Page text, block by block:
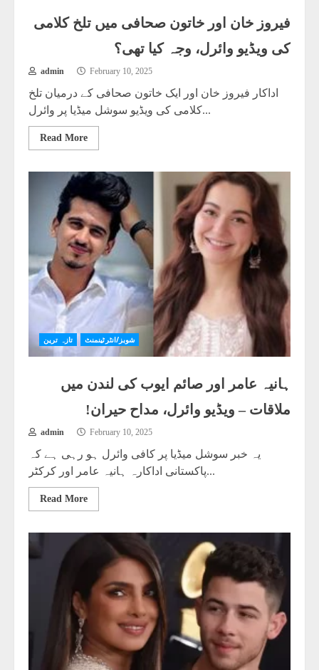
فیروز خان اور خاتون صحافی میں تلخ کلامی
کی ویڈیو وائرل، وجہ کیا تھی؟
admin February 10, 2025
اداکار فیروز خان اور ایک خاتون صحافی کے درمیان تلخ
کلامی کی ویڈیو سوشل میڈیا پر وائرل...
Read More
تازہ ترین شوبز/انٹرٹینمنٹ
ہانیہ عامر اور صائم ایوب کی لندن میں
ملاقات – ویڈیو وائرل، مداح حیران!
admin February 10, 2025
یہ خبر سوشل میڈیا پر کافی وائرل ہو رہی ہے کہ
پاکستانی اداکارہ ہانیہ عامر اور کرکٹر...
Read More